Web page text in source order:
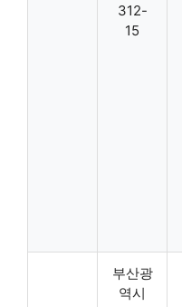
312-
15
부산광
역시